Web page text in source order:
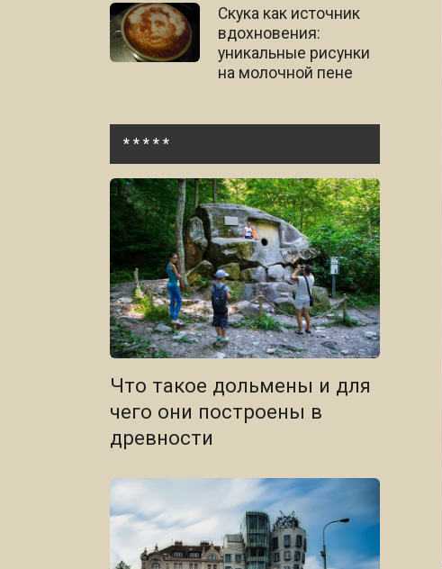
Скука как источник
вдохновения:
уникальные рисунки
на молочной пене
* * * * *
Что такое дольмены и для
чего они построены в
древности